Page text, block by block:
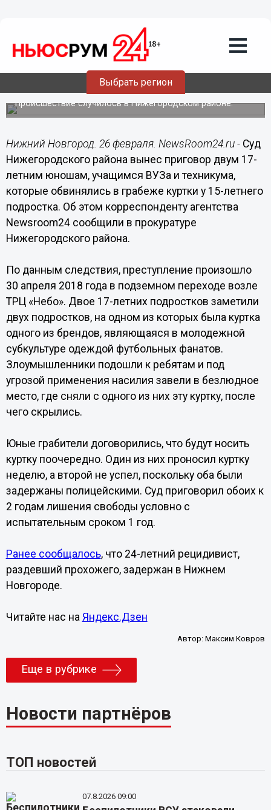
Выбрать регион
26.02.201907:50
Двое юных грабителей осуждены в
Нижнем за похищение куртки
Происшествие случилось в Нижегородском районе.
Нижний Новгород. 26 февраля. NewsRoom24.ru - Суд
Нижегородского района вынес приговор двум 17-
летним юношам, учащимся ВУЗа и техникума,
которые обвинялись в грабеже куртки у 15-летнего
подростка. Об этом корреспонденту агентства
Newsroom24 сообщили в прокуратуре
Нижегородского района.
По данным следствия, преступление произошло
30 апреля 2018 года в подземном переходе возле
ТРЦ «Небо». Двое 17-летних подростков заметили
двух подростков, на одном из которых была куртка
одного из брендов, являющаяся в молодежной
субкультуре одеждой футбольных фанатов.
Злоумышленники подошли к ребятам и под
угрозой применения насилия завели в безлюдное
место, где сняли с одного из них эту куртку, после
чего скрылись.
Юные грабители договорились, что будут носить
куртку поочередно. Один из них проносил куртку
неделю, а второй не успел, поскольку оба были
задержаны полицейскими. Суд приговорил обоих к
2 годам лишения свободы условно с
испытательным сроком 1 год.
Ранее сообщалось, что 24-летний рецидивист,
раздевший прохожего, задержан в Нижнем
Новгороде.
Читайте нас на Яндекс.Дзен
Автор:Максим Ковров
Еще в рубрике
Новости партнёров
ТОП новостей
07.8.2026 09:00